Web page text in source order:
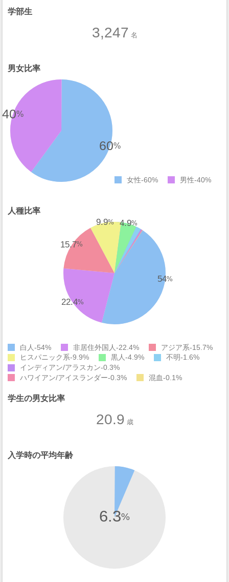
学部生
3,247 名
男女比率
60%
40%
女性 60% 男性 40%
人種比率
54%
22.4%
15.7%
9.9% 4.9%
白人 54% 非居住外国人 22.4% アジア系 15.7%
ヒスパニック系 9.9% 黒人 4.9% 不明 1.6%
インディアン/アラスカン 0.3%
ハワイアン/アイスランダー 0.3% 混血 0.1%
学生の男女比率
20.9 歳
入学時の平均年齢
6.3%